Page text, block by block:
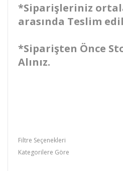
*Siparişleriniz
arasında Teslim
*Siparişten Önce
Alınız.
Filtre Seçenekleri
Kategorilere Göre